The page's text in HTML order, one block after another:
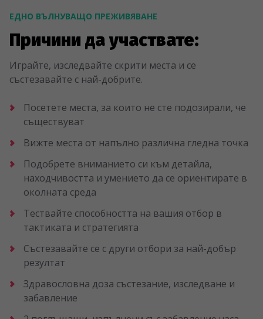
ЕДНО ВЪЛНУВАЩО ПРЕЖИВЯВАНЕ
Причини да участвате:
Играйте, изследвайте скрити места и се
състезавайте с най-добрите.
Посетете места, за които не сте подозирали, че
съществуват
Вижте места от напълно различна гледна точка
Подобрете вниманието си към детайла,
находчивостта и умението да се ориентирате в
околната среда
Тествайте способността на вашия отбор в
тактиката и стратегията
Състезавайте се с други отбори за най-добър
резултат
Здравословна доза състезание, изследване и
забавление